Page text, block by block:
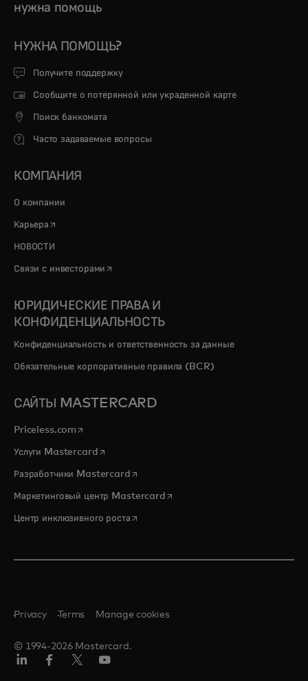
нужна помощь
НУЖНА ПОМОЩЬ?
Получите поддержку
Сообщите о потерянной или украденной карте
Поиск банкомата
Часто задаваемые вопросы
КОМПАНИЯ
О компании
Карьера opens in a new tab
НОВОСТИ
Связи с инвесторами opens in a new tab
ЮРИДИЧЕСКИЕ ПРАВА И
КОНФИДЕНЦИАЛЬНОСТЬ
Конфиденциальность и ответственность за данные
Обязательные корпоративные правила (BCR)
САЙТЫ MASTERCARD
Priceless.com opens in a new tab
Услуги Mastercardopens in a new tab
Разработчики Mastercardopens in a new tab
Маркетинговый центр Mastercardopens in a new tab
Центр инклюзивного ростаopens in a new tab
© 1994-2026 Mastercard.
Privacy Terms Manage cookies